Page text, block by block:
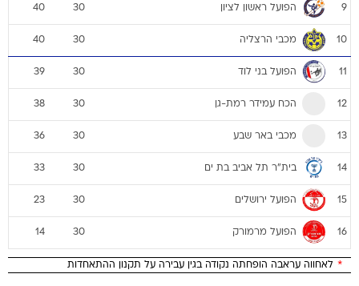
9 הפועל ראשון לציון 30
40
10 מכבי הרצליה 30
40
11 הפועל בני לוד 30
39
12 הכח עמידר רמת-גן 30
38
13 מכבי באר שבע 30
36
14 בית"ר תל אביב בת ים 30
33
15 הפועל ירושלים 30
23
16 הפועל מרמורק 30
14
* לאחווה עראבה הופחתה נקודה בגין עבירה על תקנון ההתאחדות